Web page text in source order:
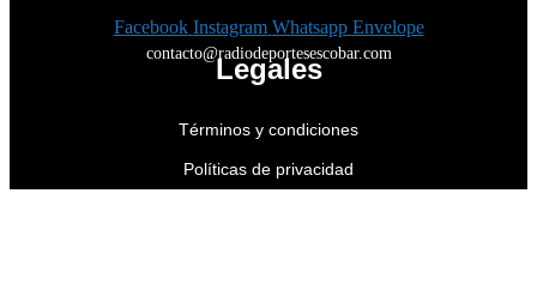
Facebook Instagram Whatsapp Envelope
contacto@radiodeportesescobar.com
Legales
Términos y condiciones
Políticas de privacidad